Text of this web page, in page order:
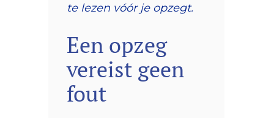
te lezen vóór je opzegt.
Een opzeg
vereist geen
fout